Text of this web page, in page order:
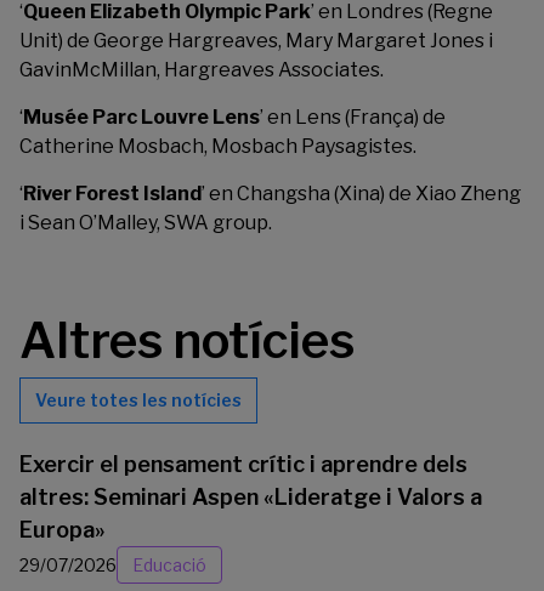
‘Queen Elizabeth Olympic Park’ en Londres (Regne
Unit) de George Hargreaves, Mary Margaret Jones i
GavinMcMillan, Hargreaves Associates.
‘ Musée Parc Louvre Lens’ en Lens (França) de
Catherine Mosbach, Mosbach Paysagistes.
‘ River Forest Island’ en Changsha (Xina) de Xiao Zheng
i Sean O’Malley, SWA group.
Altres notícies
Veure totes les notícies
Exercir el pensament crític i aprendre dels
altres: Seminari Aspen «Lideratge i Valors a
Europa»
29/07/2026 Educació